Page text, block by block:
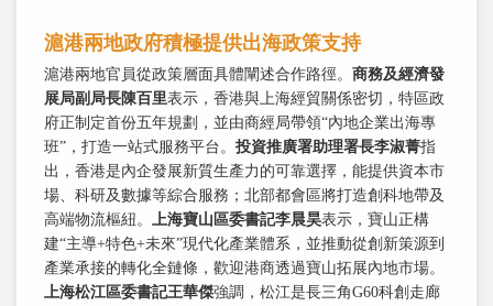
滬港兩地政府積極提供出海政策支持
滬港兩地官員從政策層面具體闡述合作路徑。 商務及經濟發
展局副局長陳百里表示，香港與上海經貿關係密切，特區政
府正制定首份五年規劃，並由商經局帶領“內地企業出海專
班”，打造一站式服務平台。 投資推廣署助理署長李淑菁指
出，香港是內企發展新質生產力的可靠選擇，能提供資本市
場、科研及數據等綜合服務；北部都會區將打造創科地帶及
高端物流樞紐。 上海寶山區委書記李晨昊表示，寶山正構
建“主導+特色+未來”現代化產業體系，並推動從創新策源到
產業承接的轉化全鏈條，歡迎港商透過寶山拓展內地市場。
上海松江區委書記王華傑強調，松江是長三角G60科創走廊